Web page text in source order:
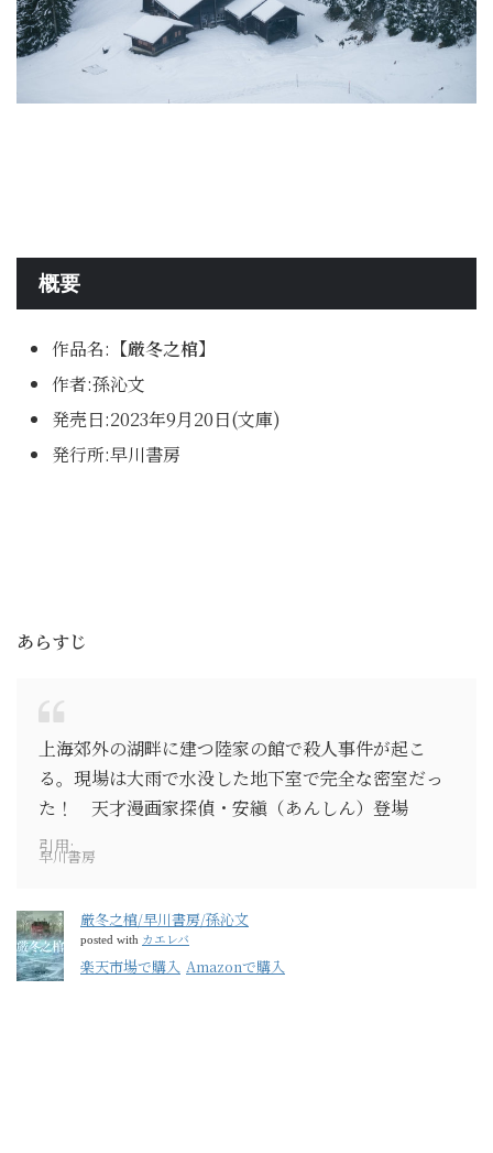
概要
作品名: 【厳冬之棺】
作者:孫沁文
発売日:2023年9月20日(文庫)
発行所:早川書房
あらすじ
上海郊外の湖畔に建つ陸家の館で殺人事件が起こ
る。現場は大雨で水没した地下室で完全な密室だっ
た！ 天才漫画家探偵・安縝（あんしん）登場
引用:
早川書房
厳冬之棺/早川書房/孫沁文
posted with カエレバ
楽天市場で購入 Amazonで購入